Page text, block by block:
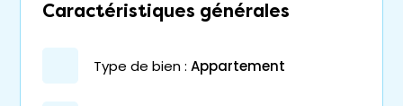
Caractéristiques générales
type de bien : appartement